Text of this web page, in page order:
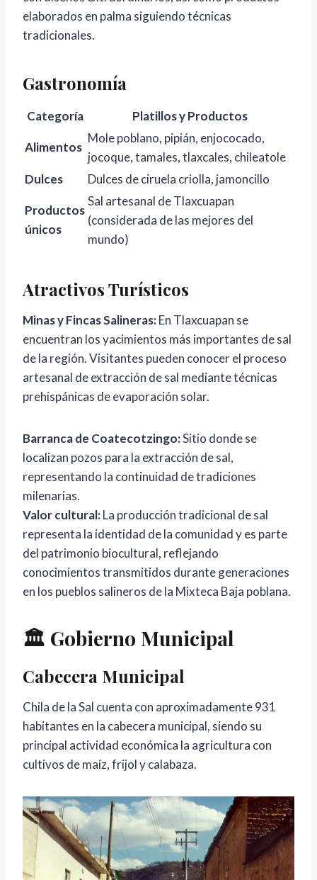
elaborados en palma siguiendo técnicas
tradicionales.
Gastronomía
Categoría Platillos y Productos
Alimentos
Mole poblano, pipián, enjococado,
jocoque, tamales, tlaxcales, chileatole
Dulces
Dulces de ciruela criolla, jamoncillo
Productos
únicos
Sal artesanal de Tlaxcuapan
(considerada de las mejores del
mundo)
Atractivos Turísticos
Minas y Fincas Salineras:En Tlaxcuapan se
encuentran los yacimientos más importantes de sal
de la región. Visitantes pueden conocer el proceso
artesanal de extracción de sal mediante técnicas
prehispánicas de evaporación solar.
Barranca de Coatecotzingo:Sitio donde se
localizan pozos para la extracción de sal,
representando la continuidad de tradiciones
milenarias.
Valor cultural:La producción tradicional de sal
representa la identidad de la comunidad y es parte
del patrimonio biocultural, reflejando
conocimientos transmitidos durante generaciones
en los pueblos salineros de la Mixteca Baja poblana.
🏛️ Gobierno Municipal
Cabecera Municipal
Chila de la Sal cuenta con aproximadamente 931
habitantes en la cabecera municipal, siendo su
principal actividad económica la agricultura con
cultivos de maíz, frijol y calabaza.